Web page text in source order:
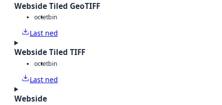
Webside Tiled GeoTIFF
octetbin
Last ned
Webside Tiled TIFF
octetbin
Last ned
Webside